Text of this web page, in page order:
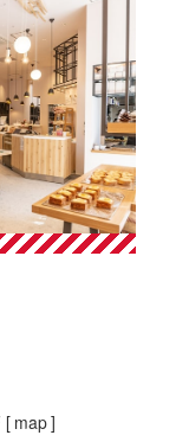
[map]